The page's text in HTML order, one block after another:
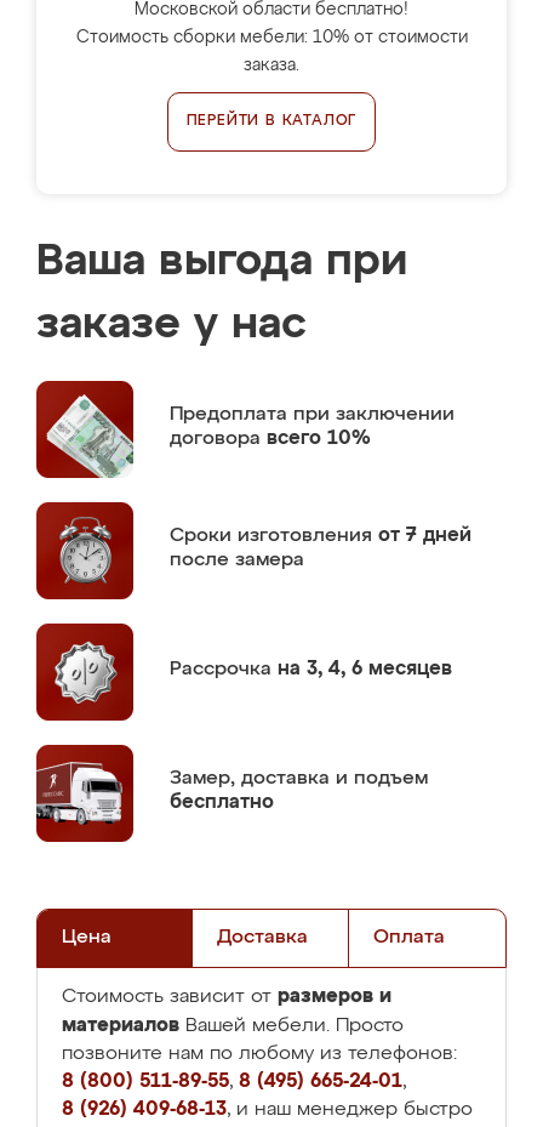
Московской области бесплатно!
Стоимость сборки мебели: 10% от стоимости
заказа.
ПЕРЕЙТИ В КАТАЛОГ
Ваша выгода при
заказе у нас
Предоплата при заключении
договора всего 10%
Сроки изготовления от 7 дней
после замера
Рассрочка на 3, 4, 6 месяцев
Замер, доставка и подъем
бесплатно
Цена Доставка Оплата
Стоимость зависит от размеров и
материалов Вашей мебели. Просто
позвоните нам по любому из телефонов:
8 (800) 511-89-55, 8 (495) 665-24-01,
8 (926) 409-68-13, и наш менеджер быстро